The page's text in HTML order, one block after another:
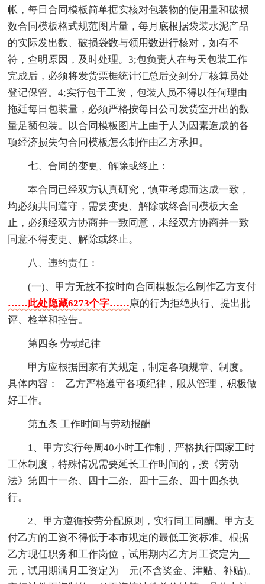
帐，每日合同模板简单据实核对包装物的使用量和破损
数合同模板格式规范图片量，每月底根据袋装水泥产品
的实际发出数、破损袋数与领用数进行核对，如有不
符，查明原因，及时处理。3;包负责人在每天包装工作
完成后，必须将发货票椐统计汇总后交到分厂核算员处
登记保管。4;实行包干工资，包装人员不得以任何理由
拖廷每日包装量，必须严格按每日公司发货室开出的数
量足额包装。以合同模板图片上由于人为因素造成的各
项经济损失匀合同模板怎么制作由乙方承担。
七、合同的变更、解除或终止：
本合同已经双方认真研究，慎重考虑而达成一致，
均必须共同遵守，需要变更、解除或终合同模板大全
止，必须经双方协商并一致同意，未经双方协商并一致
同意不得变更、解除或终止。
八、违约责任：
(一)、甲方无故不按时向合同模板怎么制作乙方支付
……此处隐藏6273个字……康的行为拒绝执行、提出批
评、检举和控告。
第四条 劳动纪律
甲方应根据国家有关规定，制定各项规章、制度。
具体内容： _乙方严格遵守各项纪律，服从管理，积极做
好工作。
第五条 工作时间与劳动报酬
1、甲方实行每周40小时工作制，严格执行国家工时
工休制度，特殊情况需要延长工作时间的，按《劳动
法》第四十一条、四十二条、四十三条、四十四条执
行。
2、甲方遵循按劳分配原则，实行同工同酬。甲方支
付乙方的工资不得低于本市规定的最低工资标准。根据
乙方现任职务和工作岗位，试用期内乙方月工资定为__
元，试用期满月工资定为__元(不含奖金、津贴、补贴)。